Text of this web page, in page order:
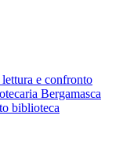
e confronto
Bergamasca
biblioteca